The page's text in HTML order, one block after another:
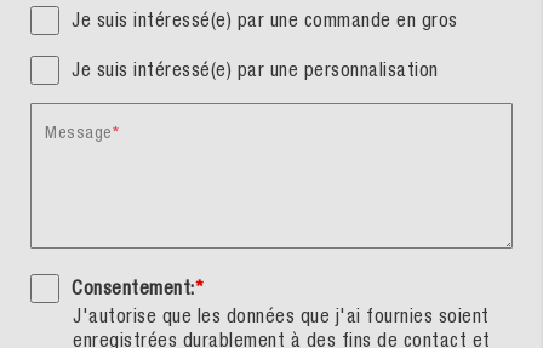
Je suis intéressé(e) par une commande en gros
Je suis intéressé(e) par une personnalisation
Message
Consentement:*
J'autorise que les données que j'ai fournies soient
enregistrées durablement à des fins de contact et